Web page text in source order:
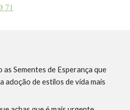
71
as Sementes de Esperançaque
adoção de estilos de vida mais